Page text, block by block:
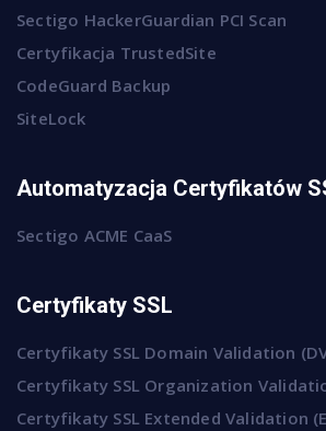
Sectigo HackerGuardian PCI Scan
Certyfikacja TrustedSite
CodeGuard Backup
SiteLock
Automatyzacja Certyfikatów
Sectigo ACME CaaS
Certyfikaty SSL
Certyfikaty SSL Domain Validation
Certyfikaty SSL Organization
Certyfikaty SSL Extended Validation